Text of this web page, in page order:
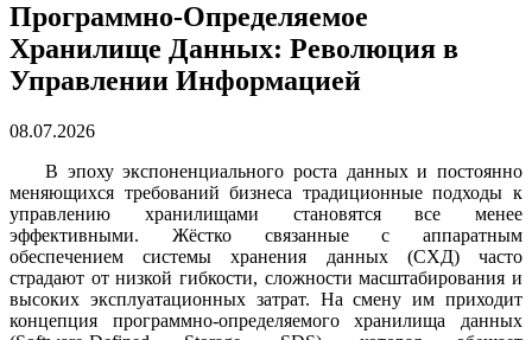
Программно-Определяемое
Хранилище Данных: Революция в
Управлении Информацией
08.07.2026
В эпоху экспоненциального роста данных и постоянно
меняющихся требований бизнеса традиционные подходы к
управлению хранилищами становятся все менее
эффективными. Жёстко связанные с аппаратным
обеспечением системы хранения данных (СХД) часто
страдают от низкой гибкости, сложности масштабирования и
высоких эксплуатационных затрат. На смену им приходит
концепция программно-определяемого хранилища данных